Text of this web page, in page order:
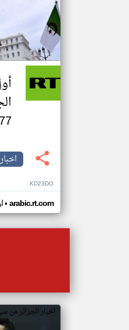
KD23DO
• arabic.rt.com
اخبار الجزائر من